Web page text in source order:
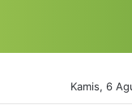
Kamis, 6